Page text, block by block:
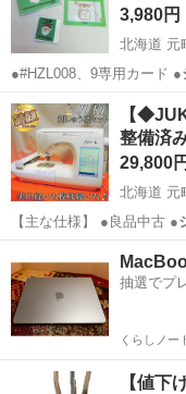
3,980円
北海道 元
●#HZL008、9専用カード ●
み…
北海道 札幌市 元町駅
【
整備済
29,800円
北海道 元
【主な仕様】 ●良品中古 ●
札幌市 元町
抽選でプ
くらしノー
【値下